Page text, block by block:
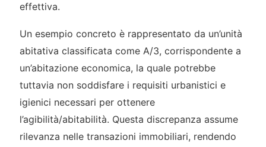
effettiva.
Un esempio concreto è rappresentato da un’unità
abitativa classificata come A/3, corrispondente a
un’abitazione economica, la quale potrebbe
tuttavia non soddisfare i requisiti urbanistici e
igienici necessari per ottenere
l’agibilità/abitabilità. Questa discrepanza assume
rilevanza nelle transazioni immobiliari, rendendo